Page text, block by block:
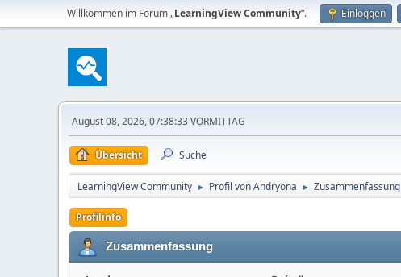
Willkommen im Forum „LearningView Community“. Einloggen
August 08, 2026, 07:38:33 VORMITTAG
Übersicht Suche
LearningView Community ► Profil von Andryona ► Zusammenfassung
Profilinfo
Zusammenfassung